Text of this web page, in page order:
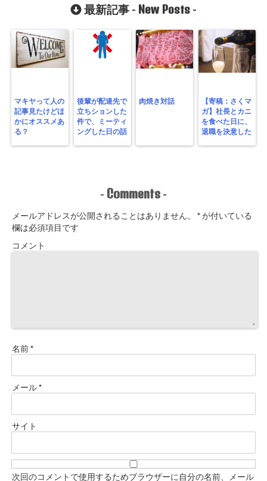
最新記事 - New Posts -
マキヤって人の
記事見たけどほ
かにオススメあ
る？
後輩が配達先で
立ちションした
件で、ミーティ
ングした日の話
肉焼き対話
【寄稿：さくマ
ガ】社長とカニ
を食べた日に、
退職を決意した
- Comments -
メールアドレスが公開されることはありません。 *が付いている
欄は必須項目です
コメント
名前*
メール*
サイト
次回のコメントで使用するためブラウザーに自分の名前、メール